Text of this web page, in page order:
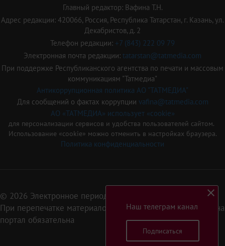
Главный редактор: Вафина Т.Н.
Адрес редакции: 420066, Россия, Республика Татарстан, г. Казань, ул.
Декабристов, д. 2
Телефон редакции: +7 (843) 222 09 79
Электронная почта редакции: tatarstan@tatmedia.com
При поддержке Республиканского агентства по печати и массовым
коммуникациям "Татмедиа"
Антикоррупционная политика АО "ТАТМЕДИА"
Для сообщений о фактах коррупции vafina@tatmedia.com
АО «ТАТМЕДИА» использует «cookie»
для персонализации сервисов и удобства пользователей сайтом.
Использование «cookie» можно отменить в настройках браузера.
Политика конфиденциальности
© 2026 Электронное периодическое издание «Татарстан»
При перепечатке материалов или их фрагментов ссылка на
портал обязательна
Наш телеграм канал
Подписаться